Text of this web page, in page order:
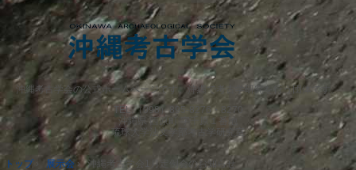
沖縄考古学会の公式ホームページです。沖縄で考古学研究を行う団体です。
TEL.（098）895-8276・8270
沖縄県 西原町 字千原１番地
琉球大学法文学部考古学研究室
トップ 展示会 › 沖縄考古学会1月定例会のお知らせ